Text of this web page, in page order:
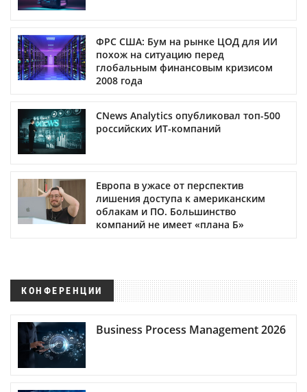
ФРС США: Бум на рынке ЦОД для ИИ
похож на ситуацию перед
глобальным финансовым кризисом
2008 года
CNews Analytics опубликовал топ-500
российских ИТ-компаний
Европа в ужасе от перспектив
лишения доступа к американским
облакам и ПО. Большинство
компаний не имеет «плана Б»
КОНФЕРЕНЦИИ
Business Process Management 2026